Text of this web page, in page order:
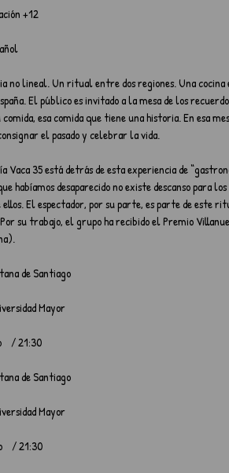
+12
no lineal. Un ritual entre dos regiones. Una
El público es invitado a la mesa de los
esa comida que tiene una historia. En esa
el pasado y celebrar la vida.
Vaca 35 está detrás de esta experiencia de
habíamos desaparecido no existe descanso para
ellos. El espectador, por su parte, es parte de este
su trabajo, el grupo ha recibido el Premio
de Santiago
Mayor
/ 21:30
de Santiago
Mayor
/ 21:30